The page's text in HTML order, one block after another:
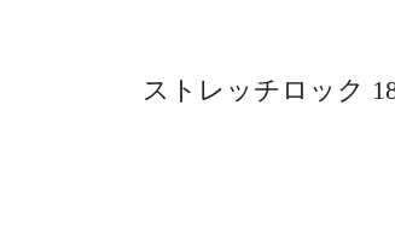
ストレッチロック